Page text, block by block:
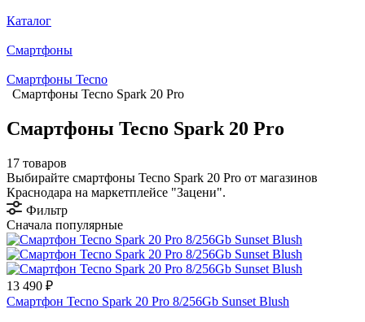
Каталог
Смартфоны
Смартфоны Tecno
Смартфоны Tecno Spark 20 Pro
Смартфоны Tecno Spark 20 Pro
17 товаров
Выбирайте смартфоны Tecno Spark 20 Pro от магазинов
Краснодара на маркетплейсе "Зацени".
Фильтр
Сначала популярные
13 490 ₽
Смартфон Tecno Spark 20 Pro 8/256Gb Sunset Blush